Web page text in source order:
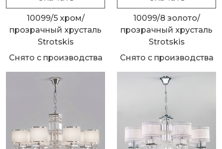
10099/5 хром/
прозрачный хрусталь
Strotskis
Снято с производства
10099/8 золото/
прозрачный хрусталь
Strotskis
Снято с производства